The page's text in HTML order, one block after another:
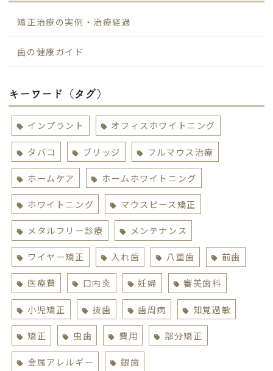
キーワード（タグ）
インプラント オフィスホワイトニング
タバコ ブリッジ フルマウス治療
ホームケア ホームホワイトニング
ホワイトニング マウスピース矯正
メタルフリー診療 メンテナンス
ワイヤー矯正 入れ歯 八重歯 前歯
医療費 口内炎 妊婦 審美歯科
小児矯正 抜歯 歯周病 知覚過敏
矯正 虫歯 費用 部分矯正
金属アレルギー 銀歯
矯正治療の実例・治療経過
歯の健康ガイド